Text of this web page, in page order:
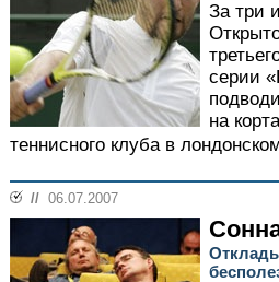
За три
серии
на
теннисного клуба в
// 06.07.2007